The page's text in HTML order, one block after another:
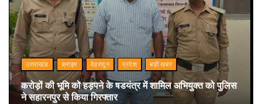
उत्तराखंड क्राइम देहरादून प्रदेश बड़ी खबर
करोड़ों की भूमि को हड़पने के षडयंत्र में शामिल अभियुक्त को पुलिस
ने सहारनपुर से किया गिरफ्तार